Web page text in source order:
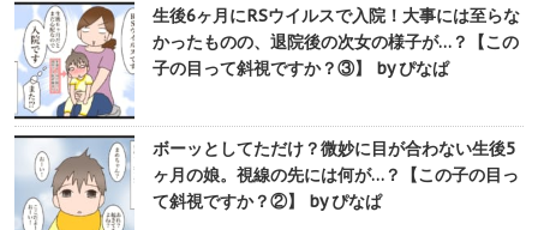
生後6ヶ月にRSウイルスで入院！大事には至らな
かったものの、退院後の次女の様子が…？【この
子の目って斜視ですか？③】 by ぴなぱ
ボーッとしてただけ？微妙に目が合わない生後5
ヶ月の娘。視線の先には何が…？【この子の目っ
て斜視ですか？②】 by ぴなぱ